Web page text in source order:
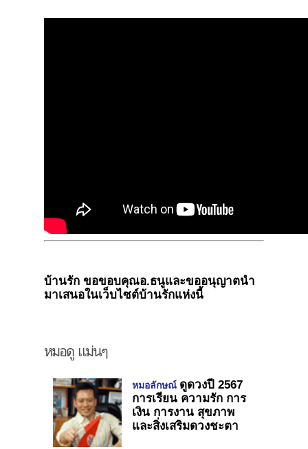
บ้านรัก ขอขอบคุณอ.ธนูและขออนุญาตนำ
มาเสนอในเว็บไซต์บ้านรักแห่งนี้
หมอดู แม่นๆ
หมอลักษณ์ ดูดวงปี 2567
การเรียน ความรัก การ
เงิน การงาน สุขภาพ
และสิ่งเสริมดวงชะตา